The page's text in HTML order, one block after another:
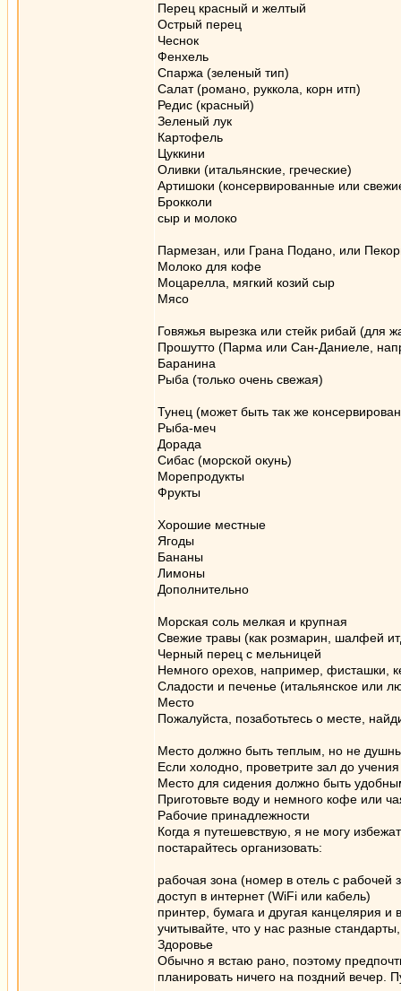
Перец красный и желтый
Острый перец
Чеснок
Фенхель
Спаржа (зеленый тип)
Салат (романо, руккола, корн итп)
Редис (красный)
Зеленый лук
Картофель
Цуккини
Оливки (итальянские, греческие)
Артишоки (консервированные или
Брокколи
сыр и молоко
Пармезан, или Грана Подано, или
Молоко для кофе
Моцарелла, мягкий козий сыр
Мясо
Говяжья вырезка или стейк рибай (для
Прошутто (Парма или Сан-Даниеле,
Баранина
Рыба (только очень свежая)
Тунец (может быть так же
Рыба-меч
Дорада
Сибас (морской окунь)
Морепродукты
Фрукты
Хорошие местные
Ягоды
Бананы
Лимоны
Дополнительно
Морская соль мелкая и крупная
Свежие травы (как розмарин, шалфей
Черный перец с мельницей
Немного орехов, например, фисташки,
Сладости и печенье (итальянское или
Место
Пожалуйста, позаботьтесь о месте,
Место должно быть теплым, но не
Если холодно, проветрите зал до
Место для сидения должно быть
Приготовьте воду и немного кофе или
Рабочие принадлежности
Когда я путешевствую, я не могу
постарайтесь организовать:
рабочая зона (номер в отель с рабочей
доступ в интернет (WiFi или кабель)
принтер, бумага и другая канцелярия
учитывайте, что у нас разные
Здоровье
Обычно я встаю рано, поэтому
планировать ничего на поздний вечер.